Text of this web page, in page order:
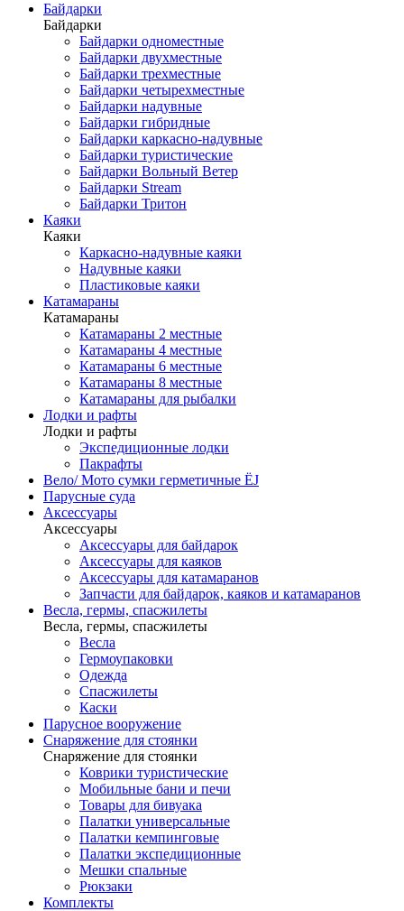
Байдарки
Байдарки
Байдарки одноместные
Байдарки двухместные
Байдарки трехместные
Байдарки четырехместные
Байдарки надувные
Байдарки гибридные
Байдарки каркасно-надувные
Байдарки туристические
Байдарки Вольный Ветер
Байдарки Stream
Байдарки Тритон
Каяки
Каяки
Каркасно-надувные каяки
Надувные каяки
Пластиковые каяки
Катамараны
Катамараны
Катамараны 2 местные
Катамараны 4 местные
Катамараны 6 местные
Катамараны 8 местные
Катамараны для рыбалки
Лодки и рафты
Лодки и рафты
Экспедиционные лодки
Пакрафты
Вело/ Мото сумки герметичные ЁJ
Парусные суда
Аксессуары
Аксессуары
Аксессуары для байдарок
Аксессуары для каяков
Аксессуары для катамаранов
Запчасти для байдарок, каяков и катамаранов
Весла, гермы, спасжилеты
Весла, гермы, спасжилеты
Весла
Гермоупаковки
Одежда
Спасжилеты
Каски
Парусное вооружение
Снаряжение для стоянки
Снаряжение для стоянки
Коврики туристические
Мобильные бани и печи
Товары для бивуака
Палатки универсальные
Палатки кемпинговые
Палатки экспедиционные
Мешки спальные
Рюкзаки
Комплекты